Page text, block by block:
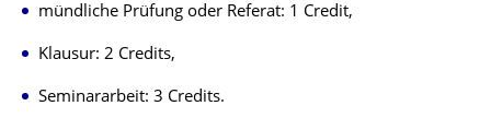
mündliche Prüfung oder Referat: 1 Credit,
Klausur: 2 Credits,
Seminararbeit: 3 Credits.